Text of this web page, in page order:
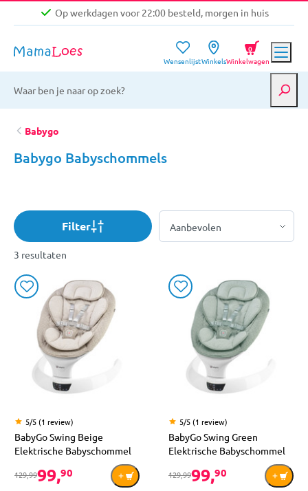
Op werkdagen voor 22:00 besteld, morgen in huis
Gratis verzending vanaf €39,-
Op werkdagen voor 22:00 besteld, morgen in huis
WensenlijstWinkelsWinkelwagen
0
Babygo
Babygo Babyschommels
Filter
3 resultaten
5/5 (1 review)
BabyGo Swing Beige
Elektrische Babyschommel
129,9999,90
5/5 (1 review)
BabyGo Swing Green
Elektrische Babyschommel
129,9999,90